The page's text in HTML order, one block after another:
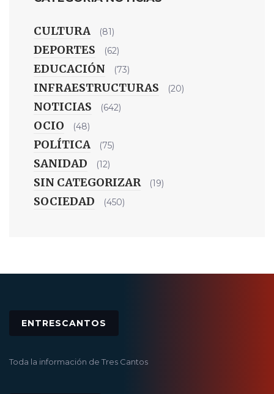
CULTURA (81)
DEPORTES (62)
EDUCACIÓN (73)
INFRAESTRUCTURAS (20)
NOTICIAS (642)
OCIO (48)
POLÍTICA (75)
SANIDAD (12)
SIN CATEGORIZAR (19)
SOCIEDAD (450)
ENTRESCANTOS
Toda la información de Tres Cantos